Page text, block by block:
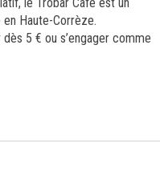
Haute-Corrèze.
5 € ou s’engager comme